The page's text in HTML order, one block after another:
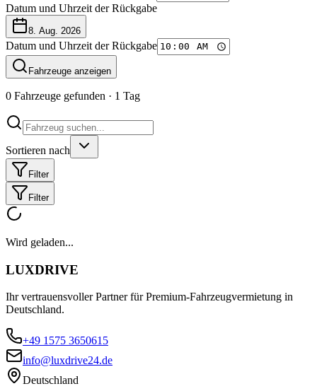
Datum und Uhrzeit der Rückgabe
8. Aug. 2026
Datum und Uhrzeit der Rückgabe
Fahrzeuge anzeigen
0 Fahrzeuge gefunden · 1 Tag
Sortieren nach
Filter
Filter
Wird geladen...
LUXDRIVE
Ihr vertrauensvoller Partner für Premium-Fahrzeugvermietung in
Deutschland.
+49 1575 3650615
info@luxdrive24.de
Deutschland